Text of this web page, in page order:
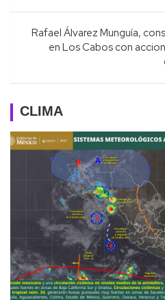
entradas
Rafael Álvarez Munguía,
en Los Cabos con
CLIMA